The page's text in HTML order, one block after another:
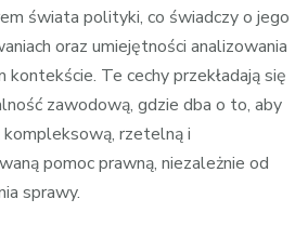
świata polityki, co świadczy o jego
oraz umiejętności analizowania
Te cechy przekładają się
zawodową, gdzie dba o to, aby
rzetelną i
pomoc prawną, niezależnie od
sprawy.